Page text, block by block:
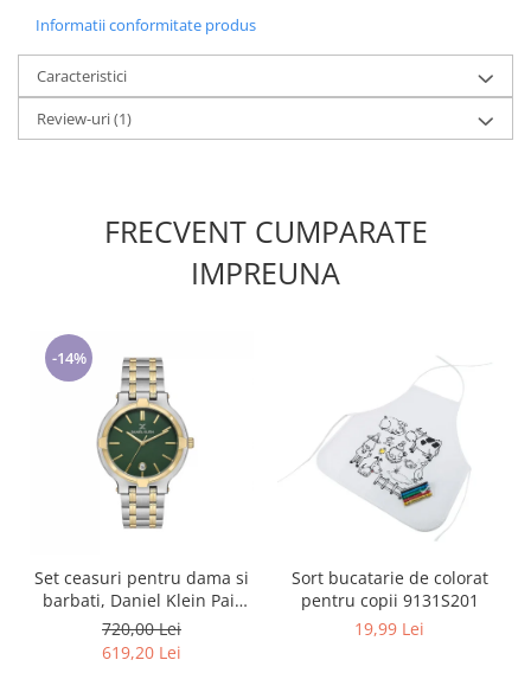
Informatii conformitate produs
Caracteristici
Review-uri(1)
FRECVENT CUMPARATE
IMPREUNA
-14%
Set ceasuri pentru dama si
barbati, Daniel Klein Pair
DK.1.13908.4
720,00 Lei
619,20 Lei
Sort bucatarie de colorat
pentru copii 9131S201
19,99 Lei